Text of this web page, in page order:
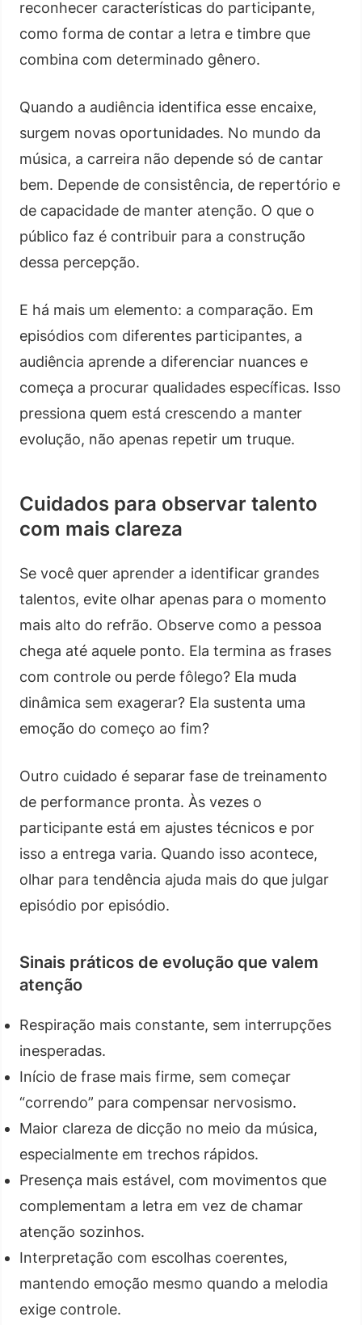
reconhecer características do participante,
como forma de contar a letra e timbre que
combina com determinado gênero.
Quando a audiência identifica esse encaixe,
surgem novas oportunidades. No mundo da
música, a carreira não depende só de cantar
bem. Depende de consistência, de repertório e
de capacidade de manter atenção. O que o
público faz é contribuir para a construção
dessa percepção.
E há mais um elemento: a comparação. Em
episódios com diferentes participantes, a
audiência aprende a diferenciar nuances e
começa a procurar qualidades específicas. Isso
pressiona quem está crescendo a manter
evolução, não apenas repetir um truque.
Cuidados para observar talento
com mais clareza
Se você quer aprender a identificar grandes
talentos, evite olhar apenas para o momento
mais alto do refrão. Observe como a pessoa
chega até aquele ponto. Ela termina as frases
com controle ou perde fôlego? Ela muda
dinâmica sem exagerar? Ela sustenta uma
emoção do começo ao fim?
Outro cuidado é separar fase de treinamento
de performance pronta. Às vezes o
participante está em ajustes técnicos e por
isso a entrega varia. Quando isso acontece,
olhar para tendência ajuda mais do que julgar
episódio por episódio.
Sinais práticos de evolução que valem
atenção
Respiração mais constante, sem interrupções
inesperadas.
Início de frase mais firme, sem começar
“correndo” para compensar nervosismo.
Maior clareza de dicção no meio da música,
especialmente em trechos rápidos.
Presença mais estável, com movimentos que
complementam a letra em vez de chamar
atenção sozinhos.
Interpretação com escolhas coerentes,
mantendo emoção mesmo quando a melodia
exige controle.